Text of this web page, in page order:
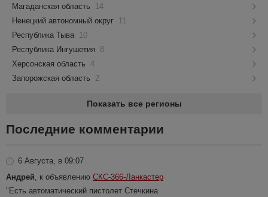
Магаданская область
14
Ненецкий автономный округ
11
Республика Тыва
10
Республика Ингушетия
8
Херсонская область 4
Запорожская область
2
Показать все регионы
Последние комментарии
6 Августа, в 09:07
Андрей, к объявлению СКС-366-Ланкастер
"Есть автоматический пистолет Стечкина